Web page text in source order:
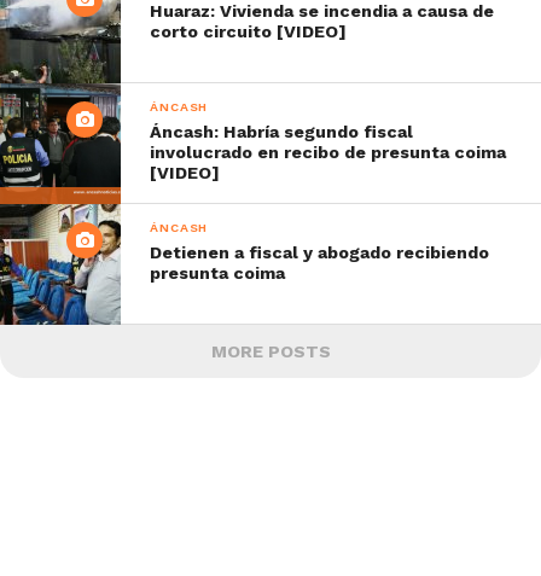
Huaraz: Vivienda se incendia a causa de
corto circuito [VIDEO]
ÁNCASH
Áncash: Habría segundo fiscal
involucrado en recibo de presunta coima
[VIDEO]
ÁNCASH
Detienen a fiscal y abogado recibiendo
presunta coima
MORE POSTS